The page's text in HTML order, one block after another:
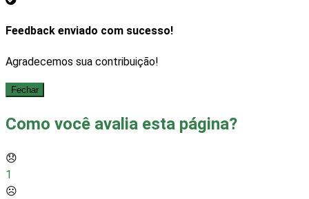
Feedback enviado com sucesso!
Agradecemos sua contribuição!
Fechar
Como você avalia esta página?
😞
1
☹️